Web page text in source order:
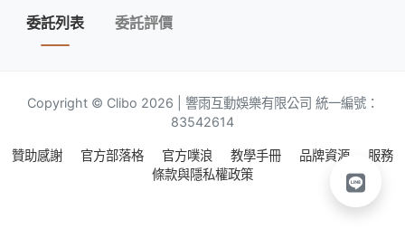
委託列表 委託評價
Copyright © Clibo 2026 | 響雨互動娛樂有限公司 統一編號：
83542614
贊助感謝 官方部落格 官方噗浪 教學手冊 品牌資源
服務
條款與隱私權政策